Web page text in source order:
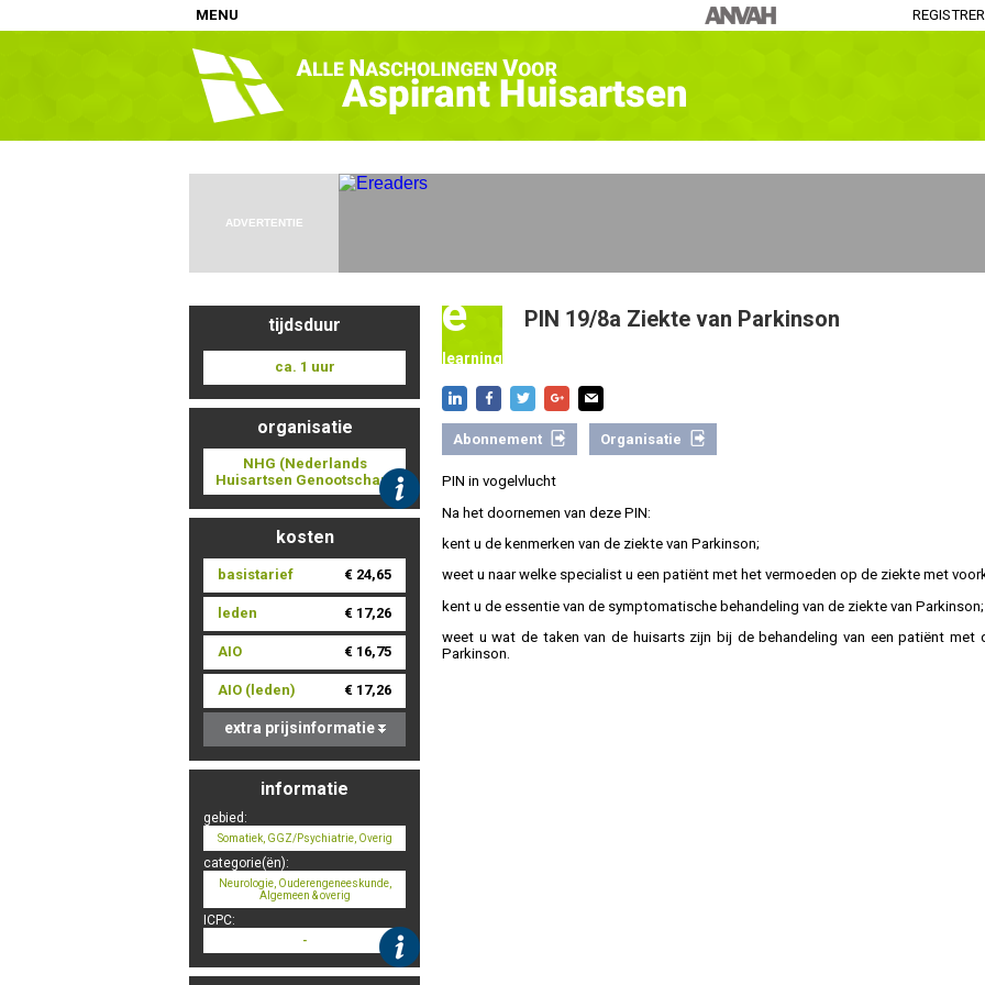
MENU
Home
Nascholingen op locatie (agenda)
Nascholingen op aanvraag (in-company)
Nascholing aanmelden
Zoek op kaart
Registreren
Info
ADVERTENTIE
tijdsduur
ca. 1 uur
organisatie
NHG (Nederlands
Huisartsen Genootschap)
kosten
basistarief € 24,65
leden € 17,26
AIO € 16,75
AIO (leden) € 17,26
extra prijsinformatie
informatie
gebied:
Somatiek, GGZ/Psychiatrie, Overig
categorie(ën):
Neurologie, Ouderengeneeskunde,
Algemeen & overig
ICPC:
-
e
learning
PIN 19/8a Ziekte van Parkinson
Abonnement Organisatie
PIN in vogelvlucht
Na het doornemen van deze PIN:
kent u de kenmerken van de ziekte van Parkinson;
weet u naar welke specialist u een patiënt met het vermoeden op de ziekte met
kent u de essentie van de symptomatische behandeling van de ziekte van Parkinson;
weet u wat de taken van de huisarts zijn bij de behandeling van een patiënt met
Parkinson.